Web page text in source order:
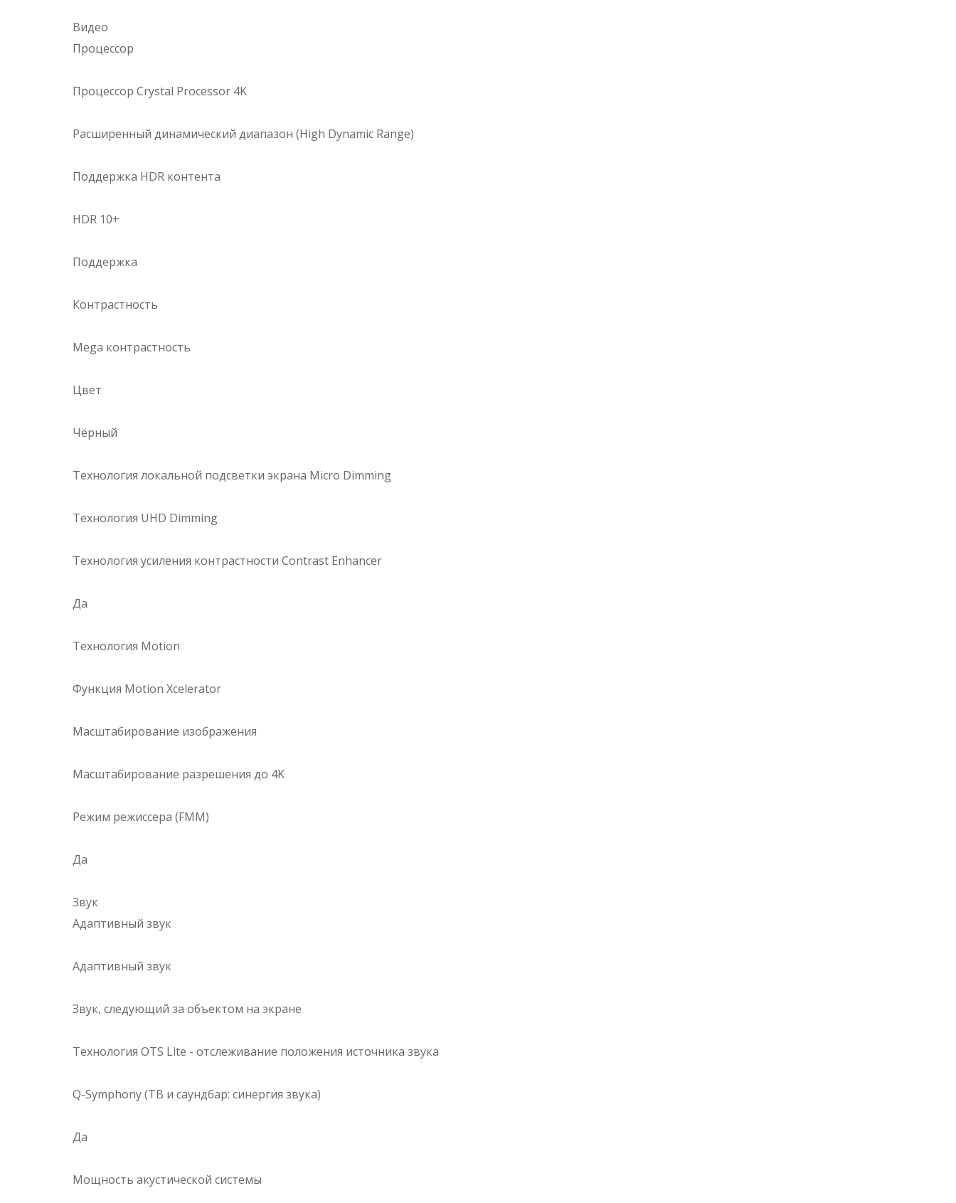
Видео
Процессор
Процессор Crystal Processor 4K
Расширенный динамический диапазон (High Dynamic Range)
Поддержка HDR контента
HDR 10+
Поддержка
Контрастность
Mega контрастность
Цвет
Чёрный
Технология локальной подсветки экрана Micro Dimming
Технология UHD Dimming
Технология усиления контрастности Contrast Enhancer
Да
Технология Motion
Функция Motion Xcelerator
Масштабирование изображения
Масштабирование разрешения до 4K
Режим режиссера (FMM)
Да
Звук
Адаптивный звук
Адаптивный звук
Звук, следующий за объектом на экране
Технология OTS Lite - отслеживание положения источника звука
Q-Symphony (ТВ и саундбар: синергия звука)
Да
Мощность акустической системы